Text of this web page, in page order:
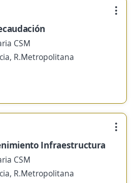
CSM
R.Metropolitana
Infraestructura
CSM
R.Metropolitana